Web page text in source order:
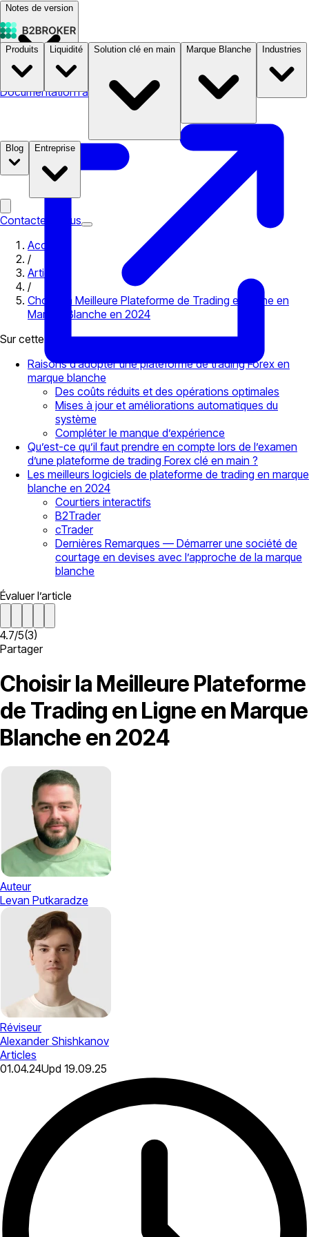
Notes de version
DocumentationTarifs B2STORE
Produits Liquidité Solution clé en main Marque Blanche Industries
Blog Entreprise
Contactez-nous
Accueil
/
Articles
/
Choisir la Meilleure Plateforme de Trading en Ligne en
Marque Blanche en 2024
Sur cette page
Raisons d’adopter une plateforme de trading Forex en
marque blanche
Des coûts réduits et des opérations optimales
Mises à jour et améliorations automatiques du
système
Compléter le manque d’expérience
Qu’est-ce qu’il faut prendre en compte lors de l’examen
d’une plateforme de trading Forex clé en main ?
Les meilleurs logiciels de plateforme de trading en marque
blanche en 2024
Courtiers interactifs
B2Trader
cTrader
Dernières Remarques — Démarrer une société de
courtage en devises avec l’approche de la marque
blanche
Évaluer l’article
4.7/5(3)
Partager
Choisir la Meilleure Plateforme
de Trading en Ligne en Marque
Blanche en 2024
Auteur
Levan Putkaradze
Réviseur
Alexander Shishkanov
Articles
01.04.24Upd 19.09.25